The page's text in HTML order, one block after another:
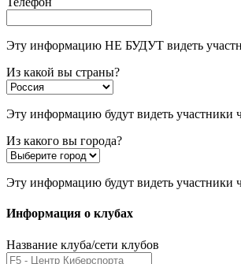
Эту информацию НЕ БУДУТ видеть
Из какой вы страны?
Эту информацию будут видеть участники
Из какого вы города?
Эту информацию будут видеть участники
Информация о клубах
Название клуба/сети клубов